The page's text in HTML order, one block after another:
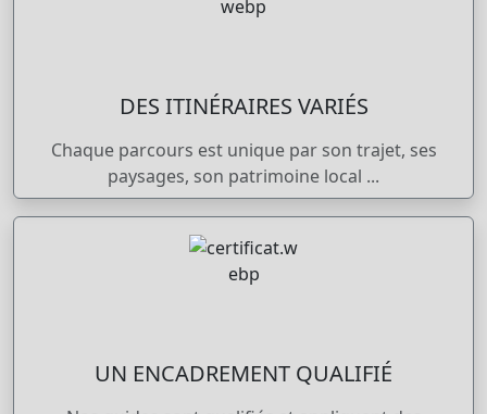
DES ITINÉRAIRES VARIÉS
Chaque parcours est unique par son trajet, ses
paysages, son patrimoine local ...
UN ENCADREMENT QUALIFIÉ